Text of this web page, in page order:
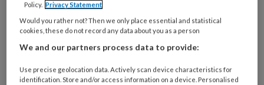
hebben.
Verschillen niet uit het oog
verliezen
Policy. Privacy Statement
Would you rather not? Then we only place essential and statistical
cookies, these do not record any data about you as a person
We and our partners process data to provide:
Use precise geolocation data. Actively scan device characteristics for
identification. Store and/or access information on a device. Personalised